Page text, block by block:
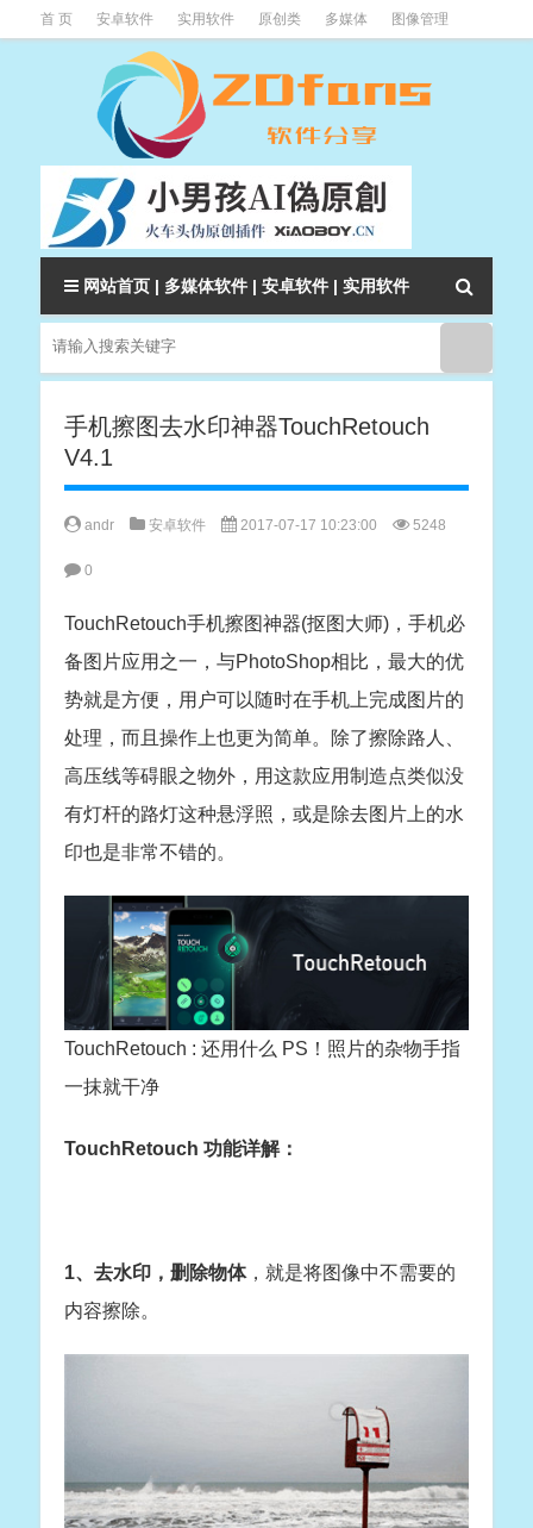
首 页 安卓软件 实用软件 原创类 多媒体 图像管理
下载类
网站首页 | 多媒体软件 | 安卓软件 | 实用软件
手机擦图去水印神器TouchRetouch
V4.1
andr 安卓软件 2017-07-17 10:23:00 5248
0
TouchRetouch手机擦图神器(抠图大师)，手机必
备图片应用之一，与PhotoShop相比，最大的优
势就是方便，用户可以随时在手机上完成图片的
处理，而且操作上也更为简单。除了擦除路人、
高压线等碍眼之物外，用这款应用制造点类似没
有灯杆的路灯这种悬浮照，或是除去图片上的水
印也是非常不错的。
TouchRetouch : 还用什么 PS！照片的杂物手指
一抹就干净
TouchRetouch 功能详解：
1、去水印，删除物体，就是将图像中不需要的
内容擦除。